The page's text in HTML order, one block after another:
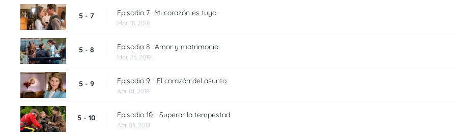
5 - 7 Episodio 7 -Mi corazón es tuyo
Mar. 18, 2018
5 - 8 Episodio 8 -Amor y matrimonio
Mar. 25, 2018
5 - 9 Episodio 9 - El corazón del asunto
Apr. 01, 2018
5 - 10 Episodio 10 - Superar la tempestad
Apr. 08, 2018